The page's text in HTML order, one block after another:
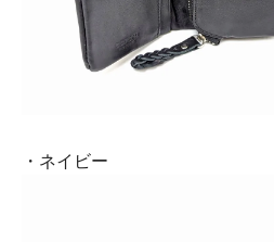
・ネイビー